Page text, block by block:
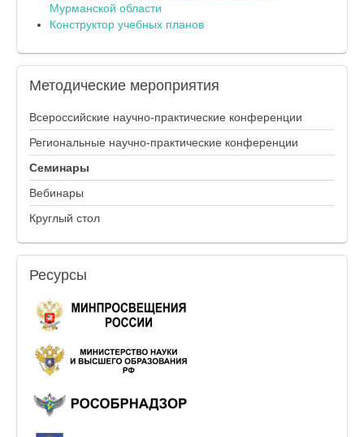
Мурманской области
Конструктор учебных планов
Методические мероприятия
Всероссийские научно-практические конференции
Региональные научно-практические конференции
Семинары
Вебинары
Круглый стол
Ресурсы